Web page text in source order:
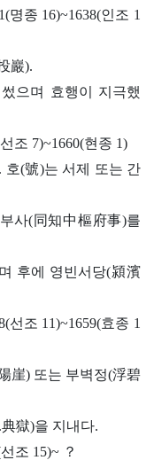
명종 16)~1638(인조 1
巖).
으며 효행이 지극했
조 7)~1660(현종 1)
호(號)는 서제 또는 간
사(同知中樞府事)를
후에 영빈서당(潁濱
선조 11)~1659(효종 1
崖) 또는 부벽정(浮碧
獄)을 지내다.
조 15)~ ？